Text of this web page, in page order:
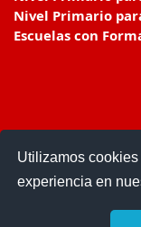
Utilizamos
experiencia en
Nivel Primario
Escuelas con